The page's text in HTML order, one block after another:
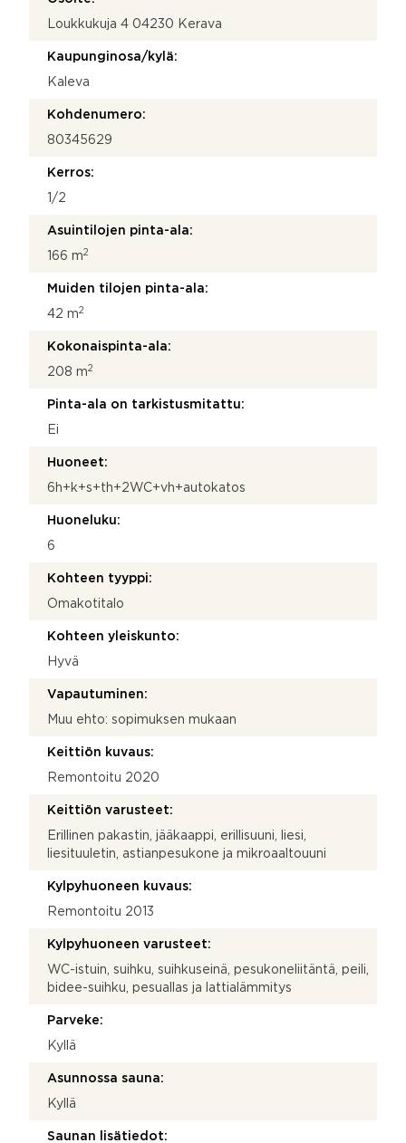
o
i
V
e
t
S
ä
k
ö
o
t
Loukkukuja 4 04230 Kerava
Kaupunginosa/kylä:
Kaleva
Kohdenumero:
80345629
Kerros:
1/2
Asuintilojen pinta-ala:
166 m2
Muiden tilojen pinta-ala:
42 m2
Kokonaispinta-ala:
208 m2
Pinta-ala on tarkistusmitattu:
Ei
Huoneet:
6h+k+s+th+2WC+vh+autokatos
Huoneluku:
6
Kohteen tyyppi:
Omakotitalo
Kohteen yleiskunto:
Hyvä
Vapautuminen:
Muu ehto: sopimuksen mukaan
Keittiön kuvaus:
Remontoitu 2020
Keittiön varusteet:
Erillinen pakastin, jääkaappi, erillisuuni, liesi,
liesituuletin, astianpesukone ja mikroaaltouuni
Kylpyhuoneen kuvaus:
Remontoitu 2013
Kylpyhuoneen varusteet:
WC-istuin, suihku, suihkuseinä, pesukoneliitäntä, peili,
bidee-suihku, pesuallas ja lattialämmitys
Parveke:
Kyllä
Asunnossa sauna:
Kyllä
Saunan lisätiedot: